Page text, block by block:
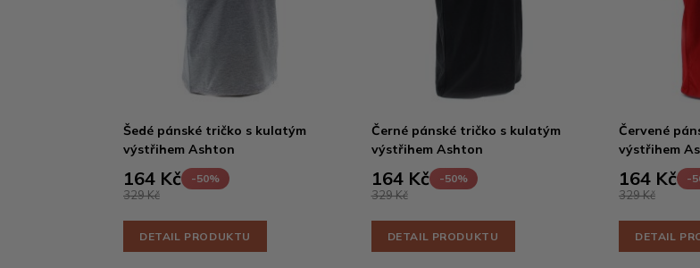
Šedé pánské tričko s kulatým
výstřihem Ashton
164 Kč -50%
329 Kč
DETAIL PRODUKTU
Černé pánské tričko s kulatým
výstřihem Ashton
164 Kč -50%
329 Kč
DETAIL PRODUKTU
Červené
výstřihem
164 Kč -
329 Kč
DETAIL